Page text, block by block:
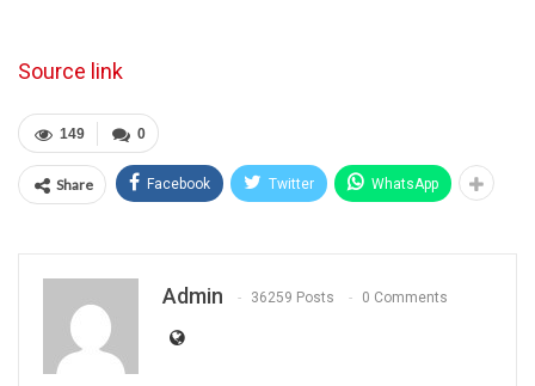
Source link
0
149
Share Facebook Twitter WhatsApp
Admin 36259 Posts 0 Comments